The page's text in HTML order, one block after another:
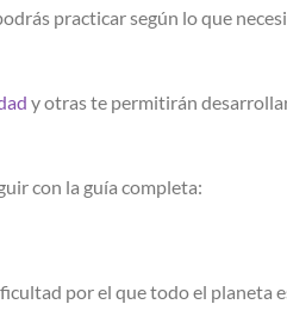
practicar según lo que
y otras te permitirán
con la guía completa:
por el que todo el planeta